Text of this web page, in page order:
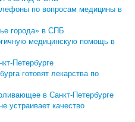
по вопросам медицины в
города» в СПБ
медицинскую помощь в
Петербурге
готовят лекарства по
в Санкт-Петербурге
устраивает качество